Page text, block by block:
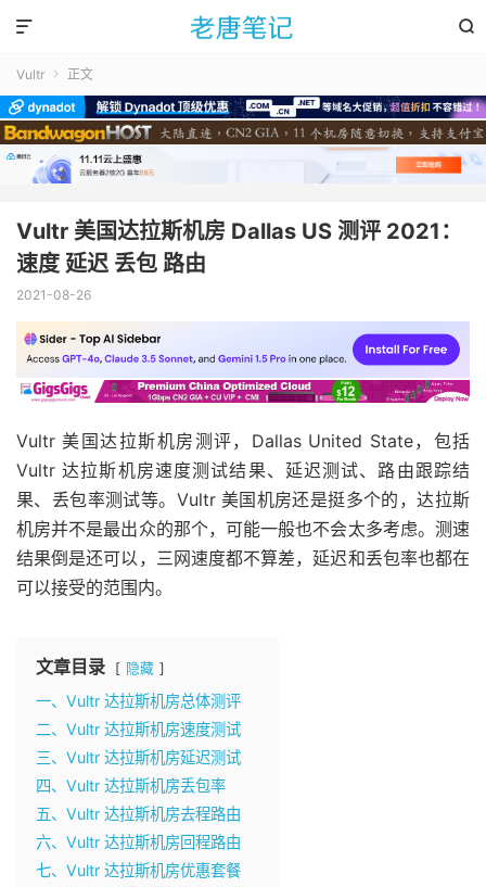


Vultr  正文
Vultr 美国达拉斯机房 Dallas US 测评 2021：
速度 延迟 丢包 路由
2021-08-26
Vultr 美国达拉斯机房测评，Dallas United State，包括
Vultr 达拉斯机房速度测试结果、延迟测试、路由跟踪结
果、丢包率测试等。Vultr 美国机房还是挺多个的，达拉斯
机房并不是最出众的那个，可能一般也不会太多考虑。测速
结果倒是还可以，三网速度都不算差，延迟和丢包率也都在
可以接受的范围内。
文章目录 隐藏
一、Vultr 达拉斯机房总体测评
二、Vultr 达拉斯机房速度测试
三、Vultr 达拉斯机房延迟测试
四、Vultr 达拉斯机房丢包率
五、Vultr 达拉斯机房去程路由
六、Vultr 达拉斯机房回程路由
七、Vultr 达拉斯机房优惠套餐